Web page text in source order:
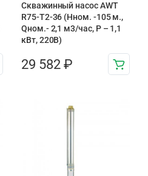
Скважинный насос AWT
R75-T2-36 (Нном. -105 м.,
Qном.- 2,1 м3/час, Р – 1,1
кВт, 220В)
29 582 ₽